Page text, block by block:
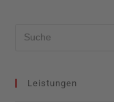
Leistungen